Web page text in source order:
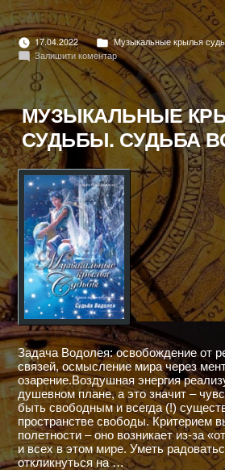
СУДЬБЫ.
МЕЧЕНЫЕ"
17.04.2022
Опубліковано
в
Музыкальные крылья
Залишити коментардо
МУЗЫКАЛЬНЫЕ
КРЫЛЬЯ
СУДЬБЫ.
МЕЧЕНЫЕ
МУЗЫКАЛЬНЫЕ
СУДЬБЫ. СУДЬБА
Задача Водолея: освобождение от
связей, осмысление мира через
озарение.Воздушная энергия
душевном плане, а это значит –
быть свободным и всегда (!)
пространстве свободы. Критерием
полетности – оно возникает из-за
и всех в этом мире. Уметь
откликнуться на …